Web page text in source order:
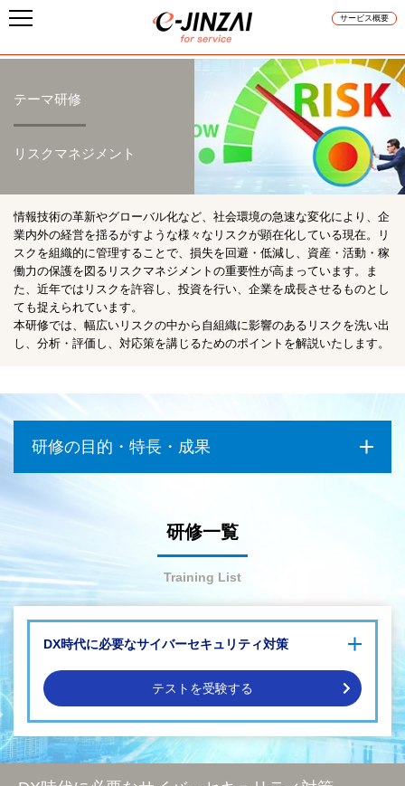
サービス概要
テーマ研修
リスクマネジメント
情報技術の革新やグローバル化など、社会環境の急速な変化により、企
業内外の経営を揺るがすような様々なリスクが顕在化している現在。リ
スクを組織的に管理することで、損失を回避・低減し、資産・活動・稼
働力の保護を図るリスクマネジメントの重要性が高まっています。ま
た、近年ではリスクを許容し、投資を行い、企業を成長させるものとし
ても捉えられています。
本研修では、幅広いリスクの中から自組織に影響のあるリスクを洗い出
し、分析・評価し、対応策を講じるためのポイントを解説いたします。
研修の目的・特長・成果
シデントによるリスク
首都直下地震を含む大地震等の自然災害によるリスク
新型インフルエンザ・鳥インフルエンザ等の感染症のまん延に
よるリスク
研修一覧
Training List
DX時代に必要なサイバーセキュリティ対策
テストを受験する
DX時代に必要なサイバーセキュリティ対策（応用編）
DX時代に必要なサイバーセキュリティ対策（実践編）